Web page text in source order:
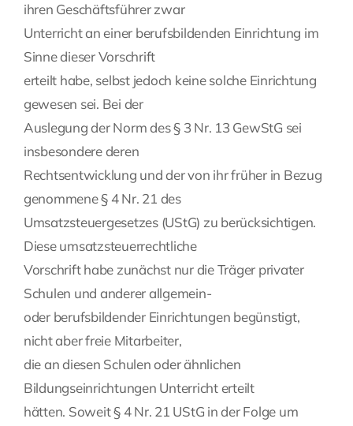
ihren Geschäftsführer zwar
Unterricht an einer berufsbildenden Einrichtung im
Sinne dieser Vorschrift
erteilt habe, selbst jedoch keine solche Einrichtung
gewesen sei. Bei der
Auslegung der Norm des § 3 Nr. 13 GewStG sei
insbesondere deren
Rechtsentwicklung und der von ihr früher in Bezug
genommene § 4 Nr. 21 des
Umsatzsteuergesetzes (UStG) zu berücksichtigen.
Diese umsatzsteuerrechtliche
Vorschrift habe zunächst nur die Träger privater
Schulen und anderer allgemein-
oder berufsbildender Einrichtungen begünstigt,
nicht aber freie Mitarbeiter,
die an diesen Schulen oder ähnlichen
Bildungseinrichtungen Unterricht erteilt
hätten. Soweit § 4 Nr. 21 UStG in der Folge um